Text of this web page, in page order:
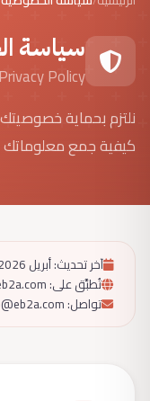
سياسة
Privacy Policy — مؤسسة إبقي للتقنية
نلتزم بحماية
كيفية جمع معلوماتك
آخر تحديث: أبريل 2026
تُطبَّق على: www.eb2a.com وجميع الخدمات التابعة
تواصل: info@eb2a.com